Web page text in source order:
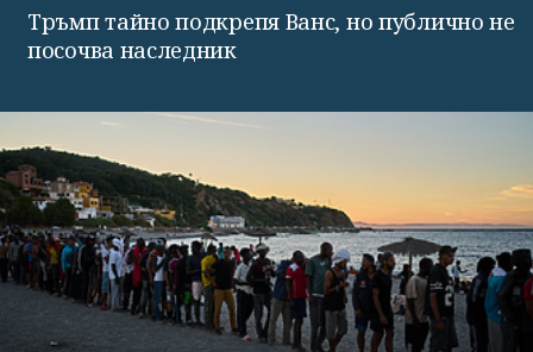
Тръмп тайно подкрепя Ванс, но публично не
посочва наследник